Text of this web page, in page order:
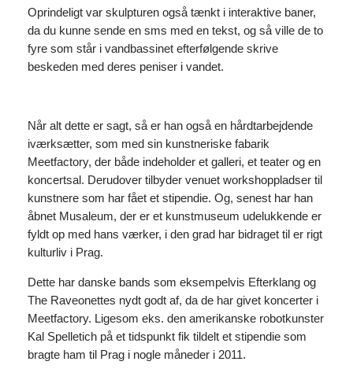
Oprindeligt var skulpturen også tænkt i interaktive baner,
da du kunne sende en sms med en tekst, og så ville de to
fyre som står i vandbassinet efterfølgende skrive
beskeden med deres peniser i vandet.
Når alt dette er sagt, så er han også en hårdtarbejdende
iværksætter, som med sin kunstneriske fabarik
Meetfactory, der både indeholder et galleri, et teater og en
koncertsal. Derudover tilbyder venuet workshoppladser til
kunstnere som har fået et stipendie. Og, senest har han
åbnet Musaleum, der er et kunstmuseum udelukkende er
fyldt op med hans værker, i den grad har bidraget til er rigt
kulturliv i Prag.
Dette har danske bands som eksempelvis Efterklang og
The Raveonettes nydt godt af, da de har givet koncerter i
Meetfactory. Ligesom eks. den amerikanske robotkunster
Kal Spelletich på et tidspunkt fik tildelt et stipendie som
bragte ham til Prag i nogle måneder i 2011.